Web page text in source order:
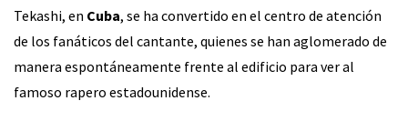
Tekashi, en Cuba, se ha convertido en el centro de atención
de los fanáticos del cantante, quienes se han aglomerado de
manera espontáneamente frente al edificio para ver al
famoso rapero estadounidense.